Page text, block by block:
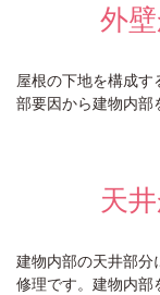
外
屋根の下地を構成
部要因から建物内部
天
建物内部の天井部分
修理です。建物内部